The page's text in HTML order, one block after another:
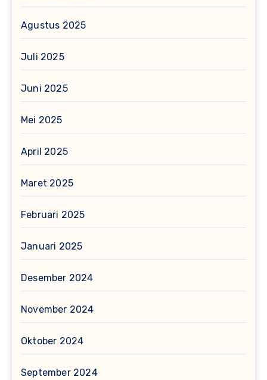
Agustus 2025
Juli 2025
Juni 2025
Mei 2025
April 2025
Maret 2025
Februari 2025
Januari 2025
Desember 2024
November 2024
Oktober 2024
September 2024